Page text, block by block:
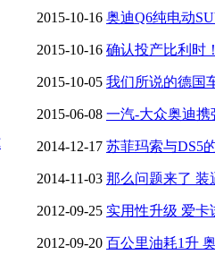
涉中国
2015-10-16 奥迪Q6纯电动
2015-10-16 确认投产比利时
2018年投产
2015-10-05 我们所说的德国
2015-06-08 一汽-大众奥迪
2014-12-17 苏菲玛索与DS5
2014-11-03 那么问题来了 装
2012-09-25 实用性升级 爱卡
2012-09-20 百公里油耗1升